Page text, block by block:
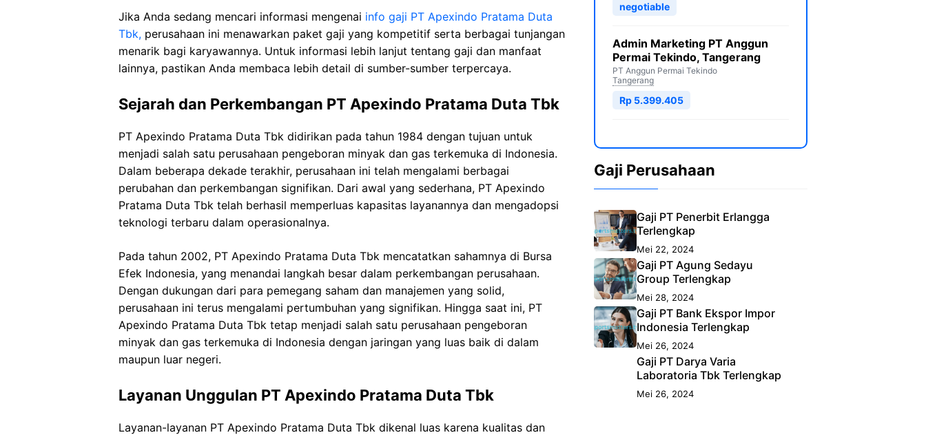
Jika Anda sedang mencari informasi mengenai info gaji PT Apexindo Pratama Duta
Tbk, perusahaan ini menawarkan paket gaji yang kompetitif serta berbagai tunjangan
menarik bagi karyawannya. Untuk informasi lebih lanjut tentang gaji dan manfaat
lainnya, pastikan Anda membaca lebih detail di sumber-sumber terpercaya.
Sejarah dan Perkembangan PT Apexindo Pratama Duta Tbk
PT Apexindo Pratama Duta Tbk didirikan pada tahun 1984 dengan tujuan untuk
menjadi salah satu perusahaan pengeboran minyak dan gas terkemuka di Indonesia.
Dalam beberapa dekade terakhir, perusahaan ini telah mengalami berbagai
perubahan dan perkembangan signifikan. Dari awal yang sederhana, PT Apexindo
Pratama Duta Tbk telah berhasil memperluas kapasitas layanannya dan mengadopsi
teknologi terbaru dalam operasionalnya.
Pada tahun 2002, PT Apexindo Pratama Duta Tbk mencatatkan sahamnya di Bursa
Efek Indonesia, yang menandai langkah besar dalam perkembangan perusahaan.
Dengan dukungan dari para pemegang saham dan manajemen yang solid,
perusahaan ini terus mengalami pertumbuhan yang signifikan. Hingga saat ini, PT
Apexindo Pratama Duta Tbk tetap menjadi salah satu perusahaan pengeboran
minyak dan gas terkemuka di Indonesia dengan jaringan yang luas baik di dalam
maupun luar negeri.
Layanan Unggulan PT Apexindo Pratama Duta Tbk
Layanan-layanan PT Apexindo Pratama Duta Tbk dikenal luas karena kualitas dan
negotiable
Admin Marketing PT Anggun
Permai Tekindo, Tangerang
PT Anggun Permai Tekindo
Tangerang
Rp 5.399.405
Gaji Perusahaan
Gaji PT Penerbit Erlangga
Terlengkap
Mei 22, 2024
Gaji PT Agung Sedayu
Group Terlengkap
Mei 28, 2024
Gaji PT Bank Ekspor Impor
Indonesia Terlengkap
Mei 26, 2024
Gaji PT Darya Varia
Laboratoria Tbk Terlengkap
Mei 26, 2024